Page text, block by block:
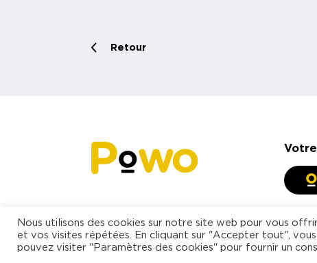
Retour
Nous utilisons des cookies sur notre site web pour vous
et vos visites répétées. En cliquant sur "Accepter tout",
pouvez visiter "Paramètres des cookies" pour fournir un